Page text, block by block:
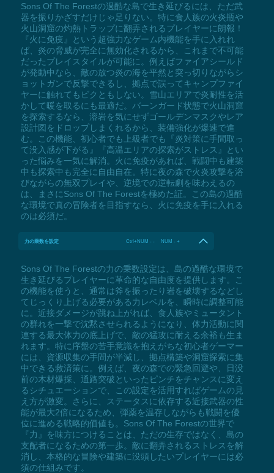
Sons Of The Forestの過酷な島で生き延びるには、ただ武
器を振りかざすだけじゃ足りない。特に食人族の火炎瓶や
火山洞窟の灼熱トラップに翻弄されるプレイヤーに朗報！
『火に免疫』という超強力なゲーム内機能を手に入れれ
ば、炎の脅威が完全に無効化されるから、これまで不可能
だったプレイスタイルが可能に。例えばファイアシールド
が発動中なら、敵の放つ炎の海を平然と突っ切りながらシ
ョットガンで反撃できるし、拠点で誤ってキャンプファイ
ヤーに触れてもビクともしない。雪山エリアで炎耐性を活
かして暖を取るにも最適だ。バーンガード状態で火山洞窟
を探索するなら、溶岩を気にせずゴールデンマスクやレア
設計図をドロップしまくれるから、装備強化が爆速で進
む。この機能、初心者でも上級者でも『炎対策に手間取っ
て没入感が下がる』『高温エリアの探索がストレス』とい
った悩みを一気に解消。火に免疫があれば、戦闘中も建築
中も探索中も完全に自由自在。特に夜の森で火炎攻撃を浴
びながらの無双プレイや、逆境での逆転劇を味わえるの
は、まさにSons Of The Forestを極めた証。この島の過酷
な環境で真の冒険者を目指すなら、火に免疫を手に入れる
のは必須だ。
力の乗数を設定 Ctrl+NUM - - NUM - +
Sons Of The Forestの力の乗数設定は、島の過酷な環境で
生き延びるプレイヤーに革命的な自由度を提供します。こ
の機能を使うと、通常は斧を振ったり岩を破壊するなどし
てじっくり上げる必要がある力レベルを、瞬時に調整可能
に。近接ダメージが跳ね上がれば、食人族やミュータント
の群れを一撃で沈黙させられるようになり、体力活動に関
連する最大体力の底上げで、敵の猛攻に耐える余裕も生ま
れます。特に序盤の苦手意識を抱えがちな初心者ゲーマー
には、資源収集の手間が半減し、拠点構築や洞窟探索に集
中できる救済策に。例えば、夜の森での緊急回避や、日没
前の木材爆採、通路突破といったピンチをチャンスに変え
るシチュエーションで、この設定を活用すればゲームの見
え方が激変。さらに、ステータスに依存する近接武器の性
能が最大2倍になるため、弾薬を温存しながらも戦闘を優
位に進める戦略的価値も。Sons Of The Forestの世界で
『力』を味方につけることは、ただの生存ではなく、島の
支配者になるための第一歩。敵に翻弄されるストレスを解
消し、本格的な冒険や建築に没頭したいプレイヤーには必
須の仕組みです。